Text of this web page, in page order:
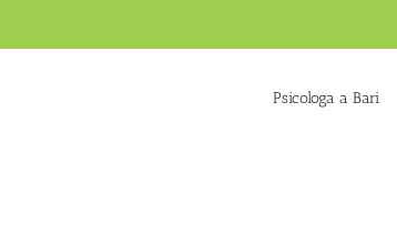
Psicologa a Bari